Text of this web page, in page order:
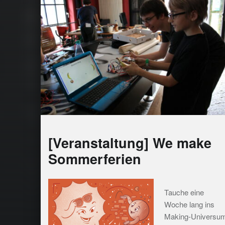
[Veranstaltung] We make
Sommerferien
Tauche eine
Woche lang ins
Making-